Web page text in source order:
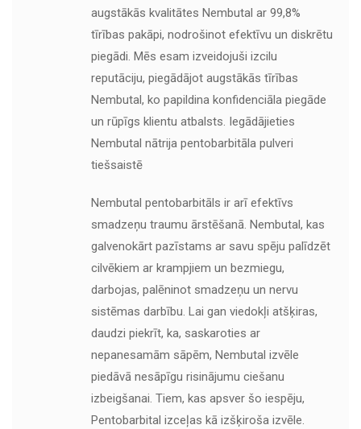
augstākās kvalitātes Nembutal ar 99,8%
tīrības pakāpi, nodrošinot efektīvu un diskrētu
piegādi. Mēs esam izveidojuši izcilu
reputāciju, piegādājot augstākās tīrības
Nembutal, ko papildina konfidenciāla piegāde
un rūpīgs klientu atbalsts. Iegādājieties
Nembutal nātrija pentobarbitāla pulveri
tiešsaistē
Nembutal pentobarbitāls ir arī efektīvs
smadzeņu traumu ārstēšanā. Nembutal, kas
galvenokārt pazīstams ar savu spēju palīdzēt
cilvēkiem ar krampjiem un bezmiegu,
darbojas, palēninot smadzeņu un nervu
sistēmas darbību. Lai gan viedokļi atšķiras,
daudzi piekrīt, ka, saskaroties ar
nepanesamām sāpēm, Nembutal izvēle
piedāvā nesāpīgu risinājumu ciešanu
izbeigšanai. Tiem, kas apsver šo iespēju,
Pentobarbital izceļas kā izšķiroša izvēle.